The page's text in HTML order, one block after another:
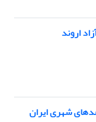
اروند
شهری ایران